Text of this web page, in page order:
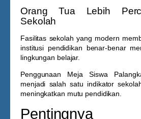
Orang Tua Lebih
Sekolah
Fasilitas sekolah yang modern
institusi pendidikan benar-benar
lingkungan belajar.
Penggunaan Meja Siswa
menjadi salah satu indikator
meningkatkan mutu pendidikan.
Pentingnya